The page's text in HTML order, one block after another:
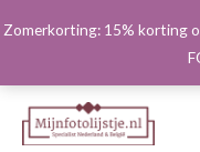
Zomerkorting: 15% korting
naar